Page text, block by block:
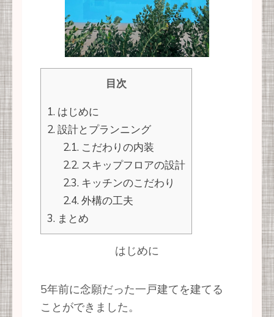
目次
1. はじめに
2. 設計とプランニング
2.1. こだわりの内装
2.2. スキップフロアの設計
2.3. キッチンのこだわり
2.4. 外構の工夫
3. まとめ
はじめに
5年前に念願だった一戸建てを建てる
ことができました。